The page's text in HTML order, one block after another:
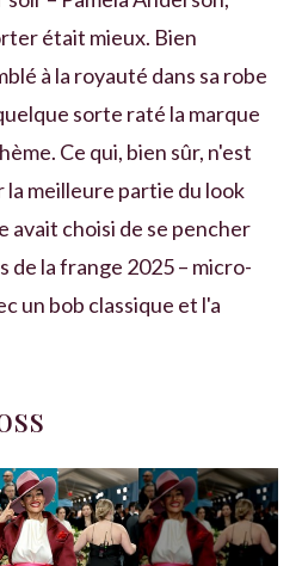
était mieux. Bien
à la royauté dans sa robe
sorte raté la marque
Ce qui, bien sûr, n'est
la meilleure partie du look
avait choisi de se pencher
de la frange 2025 – micro-
un bob classique et l'a